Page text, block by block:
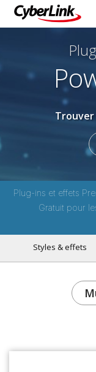
Trouver
Plug-ins et effets
Gratuit pour
Styles & effets